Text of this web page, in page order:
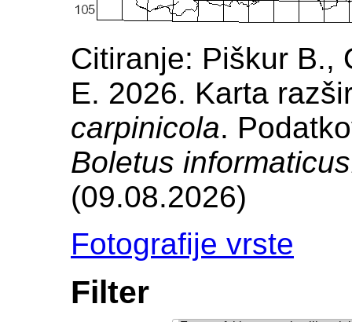
Citiranje: Piškur B.,
E. 2026. Karta
carpinicola.
Boletus
(09.08.2026)
Fotografije vrste
Filter